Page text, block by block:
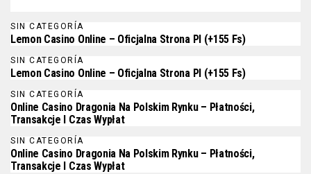
SIN CATEGORÍA
Lemon Casino Online – Oficjalna Strona Pl (+155 Fs)
SIN CATEGORÍA
Lemon Casino Online – Oficjalna Strona Pl (+155 Fs)
SIN CATEGORÍA
Online Casino Dragonia Na Polskim Rynku – Płatności,
Transakcje I Czas Wypłat
SIN CATEGORÍA
Online Casino Dragonia Na Polskim Rynku – Płatności,
Transakcje I Czas Wypłat